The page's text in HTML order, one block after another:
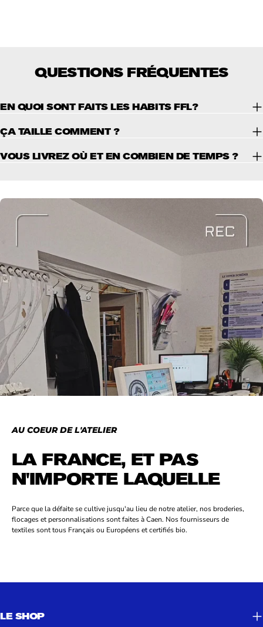
QUESTIONS FRÉQUENTES
EN QUOI SONT FAITS LES HABITS FFL?
ÇA TAILLE COMMENT ?
VOUS LIVREZ OÙ ET EN COMBIEN DE TEMPS ?
AU COEUR DE L'ATELIER
LA FRANCE, ET PAS
N'IMPORTE LAQUELLE
Parce que la défaite se cultive jusqu'au lieu de notre atelier, nos broderies,
flocages et personnalisations sont faites à Caen. Nos fournisseurs de
textiles sont tous Français ou Européens et certifiés bio.
LE SHOP